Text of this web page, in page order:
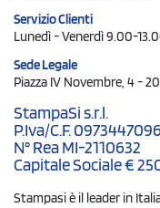
Servizio Clienti
Lunedì - Venerdì 9.00-
Sede Legale
Piazza IV Novembre, 4 -
StampaSi s.r.l.
P.Iva/C.F.
N° Rea MI-2110632
Capitale Sociale €
Stampasi è il leader in